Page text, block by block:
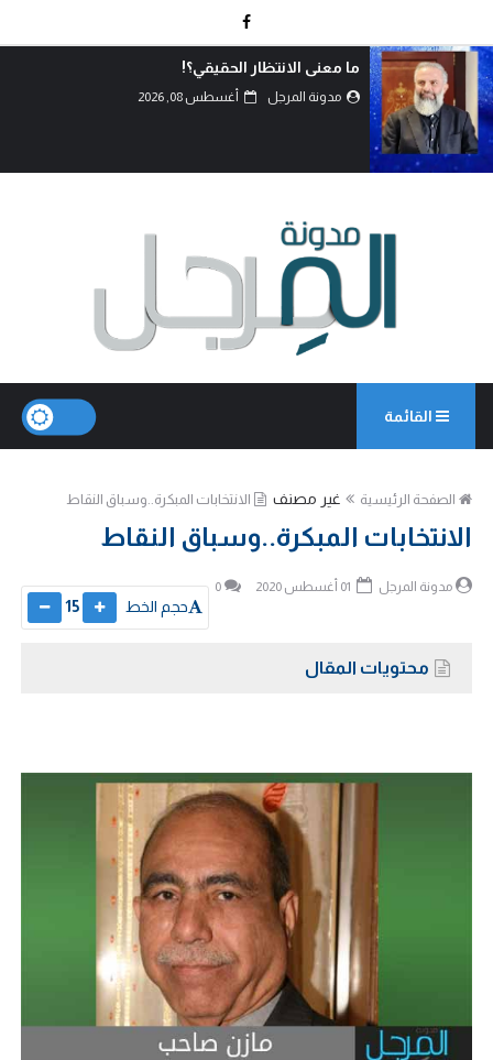
اتفاق الدفاع المشترك… قراءة في تحولات موازين
القوى.
القائمة
الصفحة الرئيسية غير مصنف الانتخابات المبكرة..وسباق النقاط
الانتخابات المبكرة..وسباق النقاط
مدونة المرجل 0
حجم الخط 15
محتويات المقال